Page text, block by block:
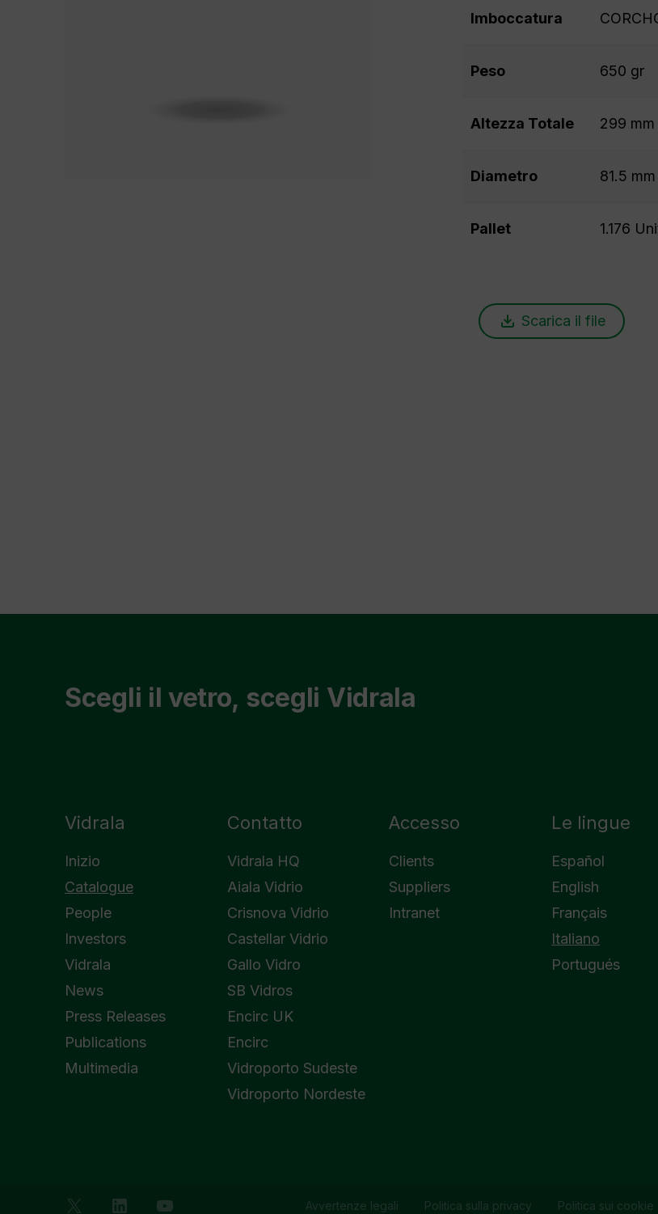
Imboccatura
Peso 650 gr
Altezza Totale 299 mm
Diametro 81.5 mm
Pallet 1.176
Scarica il file
Scegli il vetro, scegli Vidrala
Vidrala
Inizio
Catalogue
People
Investors
Vidrala
News
Press Releases
Publications
Multimedia
Contatto
Vidrala HQ
Aiala Vidrio
Crisnova Vidrio
Castellar Vidrio
Gallo Vidro
SB Vidros
Encirc UK
Encirc
Vidroporto Sudeste
Vidroporto Nordeste
Accesso
Clients
Suppliers
Intranet
Le lingue
Español
English
Français
Italiano
Portugués
Avvertenze legali Politica sulla privacy Politica sui cookie